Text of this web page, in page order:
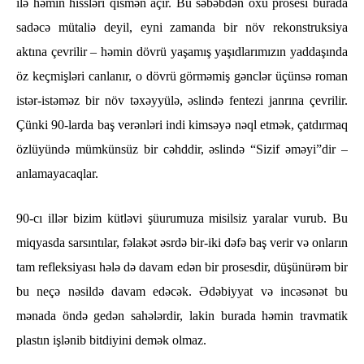
ilə həmin hissləri qismən açır. Bu səbəbdən oxu prosesi burada
sadəcə mütaliə deyil, eyni zamanda bir növ rekonstruksiya
aktına çevrilir – həmin dövrü yaşamış yaşıdlarımızın yaddaşında
öz keçmişləri canlanır, o dövrü görməmiş gənclər üçünsə roman
istər-istəməz bir növ təxəyyülə, əslində fentezi janrına çevrilir.
Çünki 90-larda baş verənləri indi kimsəyə nəql etmək, çatdırmaq
özlüyündə mümkünsüz bir cəhddir, əslində “Sizif əməyi”dir –
anlamayacaqlar.
90-cı illər bizim kütləvi şüurumuza misilsiz yaralar vurub. Bu
miqyasda sarsıntılar, fəlakət əsrdə bir-iki dəfə baş verir və onların
tam refleksiyası hələ də davam edən bir prosesdir, düşünürəm bir
bu neçə nəsildə davam edəcək. Ədəbiyyat və incəsənət bu
mənada öndə gedən sahələrdir, lakin burada həmin travmatik
plastın işlənib bitdiyini demək olmaz.